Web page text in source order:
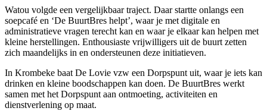
Watou volgde een vergelijkbaar traject. Daar startte onlangs een
soepcafé en ‘De BuurtBres helpt’, waar je met digitale en
administratieve vragen terecht kan en waar je elkaar kan helpen met
kleine herstellingen. Enthousiaste vrijwilligers uit de buurt zetten
zich maandelijks in en ondersteunen deze initiatieven.
In Krombeke baat De Lovie vzw een Dorpspunt uit, waar je iets kan
drinken en kleine boodschappen kan doen. De BuurtBres werkt
samen met het Dorpspunt aan ontmoeting, activiteiten en
dienstverlening op maat.